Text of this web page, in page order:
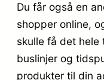
Du får også en
shopper online,
skulle få det hele
buslinjer og
produkter til din